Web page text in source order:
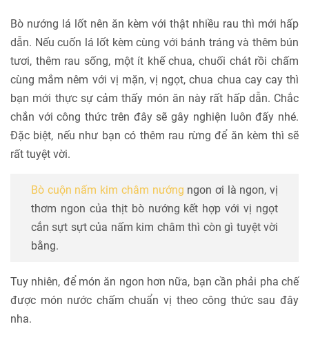
Bò nướng lá lốt nên ăn kèm với thật nhiều rau thì mới hấp
dẫn. Nếu cuốn lá lốt kèm cùng với bánh tráng và thêm bún
tươi, thêm rau sống, một ít khế chua, chuối chát rồi chấm
cùng mắm nêm với vị mặn, vị ngọt, chua chua cay cay thì
bạn mới thực sự cảm thấy món ăn này rất hấp dẫn. Chắc
chắn với công thức trên đây sẽ gây nghiện luôn đấy nhé.
Đặc biệt, nếu như bạn có thêm rau rừng để ăn kèm thì sẽ
rất tuyệt vời.
Bò cuộn nấm kim châm nướng ngon ơi là ngon, vị
thơm ngon của thịt bò nướng kết hợp với vị ngọt
cắn sựt sựt của nấm kim châm thì còn gì tuyệt vời
bằng.
Tuy nhiên, để món ăn ngon hơn nữa, bạn cần phải pha chế
được món nước chấm chuẩn vị theo công thức sau đây
nha.